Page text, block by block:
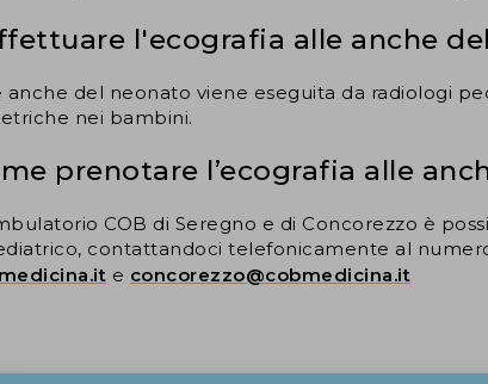
l'ecografia alle anche
anche del neonato viene eseguita da radiologi
nei bambini.
prenotare l’ecografia alle
COB di Seregno e di Concorezzo è
contattandoci telefonicamente al
e concorezzo@cobmedicina.it